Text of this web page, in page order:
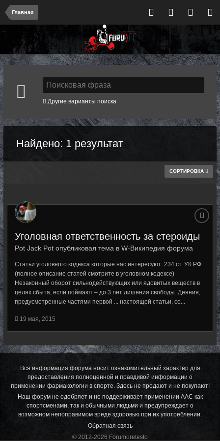
Главная
Другие варианты поиска
Найдено: 1 результат
СОРТИРОВКА
Уголовная ответственность за стероиды
Pot Jack Pot опубликовал тема в W-Википедия форума
Статьи уголовного кодекса которые нас интересуют: 234 ст. УК РФ
(полное описание статей смотрите в уголовном кодексе)
Незаконный оборот сильнодействующих или ядовитых веществ в
целях сбыта, если поймают – до 3 лет лишения свободы. Деяния,
предусмотренные частями первой ... настоящей статьи, со...
19 мая, 2015
Вся информация форума носит ознакомительный характер для
предоставления полноценной и правдивой информации о
применении фармакологии в спорте. Здесь не продают и не покупают!
Наш форум не одобряет и не поддерживает применении ААС как
спортсменами, так и обычными людьми и предупреждает о
возможном непоправимом вреде здоровью при их употреблении.
Обратная связь
© 2012-2026 Forumoretesto